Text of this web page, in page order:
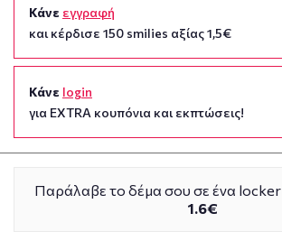
Κάνε εγγραφή
και κέρδισε 150 smilies αξίας 1,5€
Κάνε login
για EXTRA κουπόνια και εκπτώσεις!
Παράλαβε το δέμα σου σε ένα locker
1.6€